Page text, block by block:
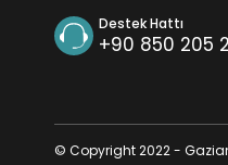
Destek Hattı
+90 850 205
© Copyright 2022 -